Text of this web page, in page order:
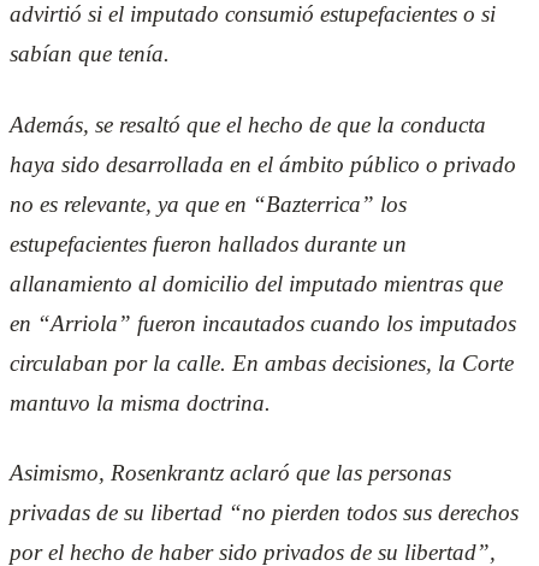
advirtió si el imputado consumió estupefacientes o si
sabían que tenía.
Además, se resaltó que el hecho de que la conducta
haya sido desarrollada en el ámbito público o privado
no es relevante, ya que en “Bazterrica” los
estupefacientes fueron hallados durante un
allanamiento al domicilio del imputado mientras que
en “Arriola” fueron incautados cuando los imputados
circulaban por la calle. En ambas decisiones, la Corte
mantuvo la misma doctrina.
Asimismo, Rosenkrantz aclaró que las personas
privadas de su libertad “no pierden todos sus derechos
por el hecho de haber sido privados de su libertad”,